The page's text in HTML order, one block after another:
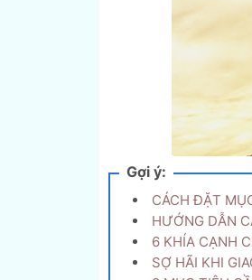
Gợi ý:
CÁCH ĐẶT
HƯỚNG DẪN
6 KHÍA CẠNH
SỢ HÃI KHI